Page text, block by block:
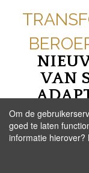
VAN
Om de
goed te laten
informatie hierover?